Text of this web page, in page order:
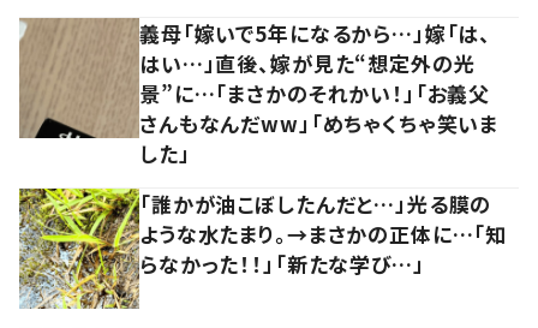
義母「嫁いで5年になるから…」嫁「は、
はい…」直後、嫁が見た“想定外の光
景”に…「まさかのそれかい！」「お義父
さんもなんだww」「めちゃくちゃ笑いま
した」
「誰かが油こぼしたんだと…」光る膜の
ような水たまり。→まさかの正体に…「知
らなかった！！」「新たな学び…」